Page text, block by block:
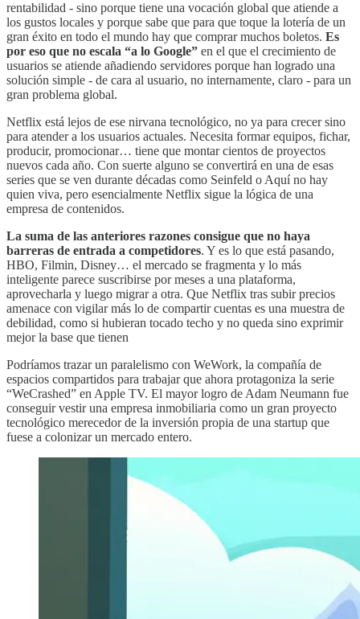
rentabilidad - sino porque tiene una vocación global que atiende a
los gustos locales y porque sabe que para que toque la lotería de un
gran éxito en todo el mundo hay que comprar muchos boletos. Es
por eso que no escala “a lo Google” en el que el crecimiento de
usuarios se atiende añadiendo servidores porque han logrado una
solución simple - de cara al usuario, no internamente, claro - para un
gran problema global.
Netflix está lejos de ese nirvana tecnológico, no ya para crecer sino
para atender a los usuarios actuales. Necesita formar equipos, fichar,
producir, promocionar… tiene que montar cientos de proyectos
nuevos cada año. Con suerte alguno se convertirá en una de esas
series que se ven durante décadas como Seinfeld o Aquí no hay
quien viva, pero esencialmente Netflix sigue la lógica de una
empresa de contenidos.
La suma de las anteriores razones consigue que no haya
barreras de entrada a competidores. Y es lo que está pasando,
HBO, Filmin, Disney… el mercado se fragmenta y lo más
inteligente parece suscribirse por meses a una plataforma,
aprovecharla y luego migrar a otra. Que Netflix tras subir precios
amenace con vigilar más lo de compartir cuentas es una muestra de
debilidad, como si hubieran tocado techo y no queda sino exprimir
mejor la base que tienen
Podríamos trazar un paralelismo con WeWork, la compañía de
espacios compartidos para trabajar que ahora protagoniza la serie
“WeCrashed” en Apple TV. El mayor logro de Adam Neumann fue
conseguir vestir una empresa inmobiliaria como un gran proyecto
tecnológico merecedor de la inversión propia de una startup que
fuese a colonizar un mercado entero.